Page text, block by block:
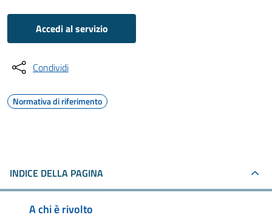
Accedi al servizio
Condividi
Normativa di riferimento
INDICE DELLA PAGINA
A chi è rivolto